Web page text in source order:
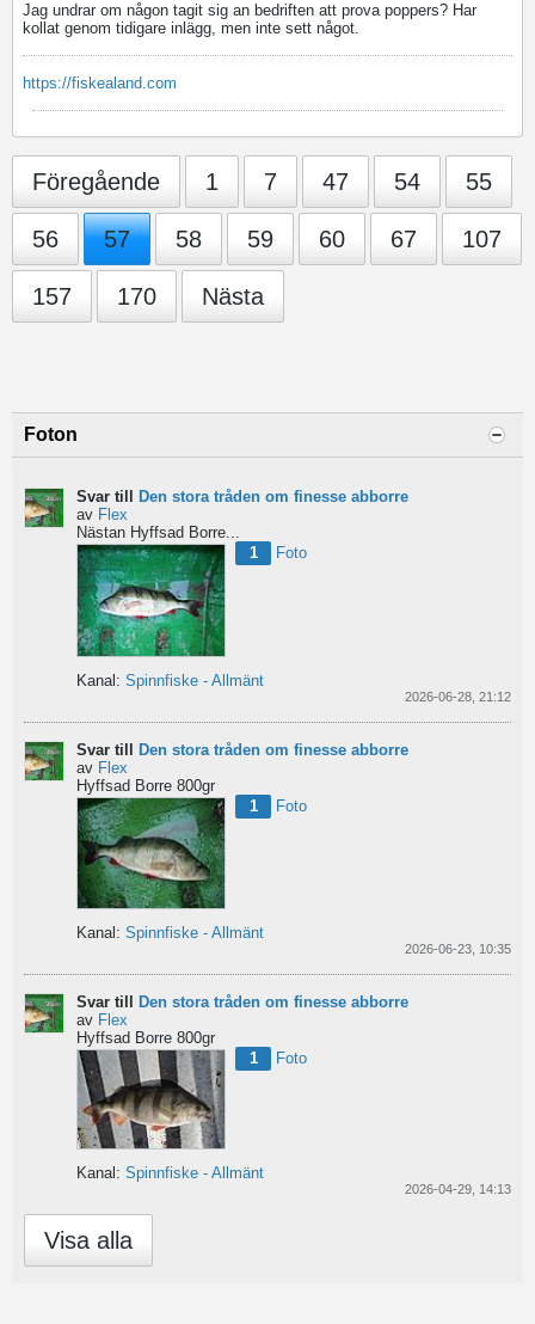
Jag undrar om någon tagit sig an bedriften att prova poppers? Har
kollat genom tidigare inlägg, men inte sett något.
https://fiskealand.com
Föregående 1 7 47 54 55
56 57 58 59 60 67 107
157 170 Nästa
Foton
Svar till
Den stora tråden om finesse abborre
av Flex
Nästan Hyffsad Borre...
1
Foto
Kanal: Spinnfiske - Allmänt
2026-06-28, 21:12
Svar till Den stora tråden om finesse abborre
av Flex
Hyffsad Borre 800gr
1
Foto
Kanal: Spinnfiske - Allmänt
2026-06-23, 10:35
Svar till
Den stora tråden om finesse abborre
av Flex
Hyffsad Borre 800gr
1
Foto
Kanal: Spinnfiske - Allmänt
2026-04-29, 14:13
Visa alla